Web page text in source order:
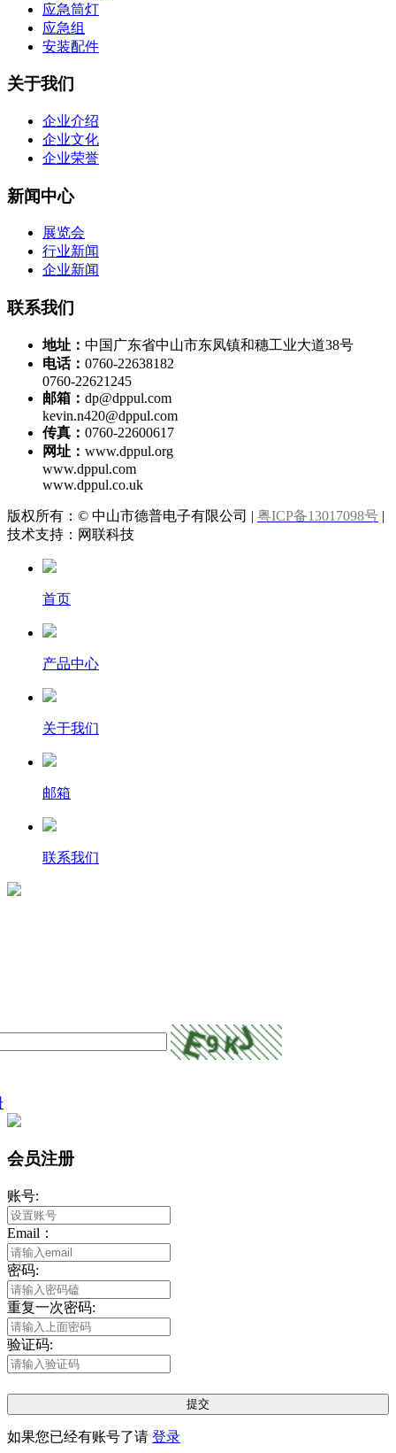
应急筒灯
应急组
安装配件
关于我们
企业介绍
企业文化
企业荣誉
新闻中心
展览会
行业新闻
企业新闻
联系我们
地址： 中国广东省中山市东凤镇和穗工业大道38号
电话： 0760-22638182
0760-22621245
邮箱： dp@dppul.com
kevin.n420@dppul.com
传真： 0760-22600617
网址： www.dppul.org
www.dppul.com
www.dppul.co.uk
版权所有：© 中山市德普电子有限公司 | 粤ICP备13017098号 |
技术支持：网联科技
首页
产品中心
关于我们
邮箱
联系我们
会员注册
账号:
Email：
密码:
重复一次密码:
验证码:
提交
如果您已经有账号了请 登录